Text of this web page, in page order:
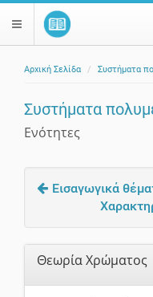
$langMenu
Αρχική Σελίδα Συστήματα
Συστήματα
Ενότητες
Εισαγωγικά
Θεωρία Χρώματος